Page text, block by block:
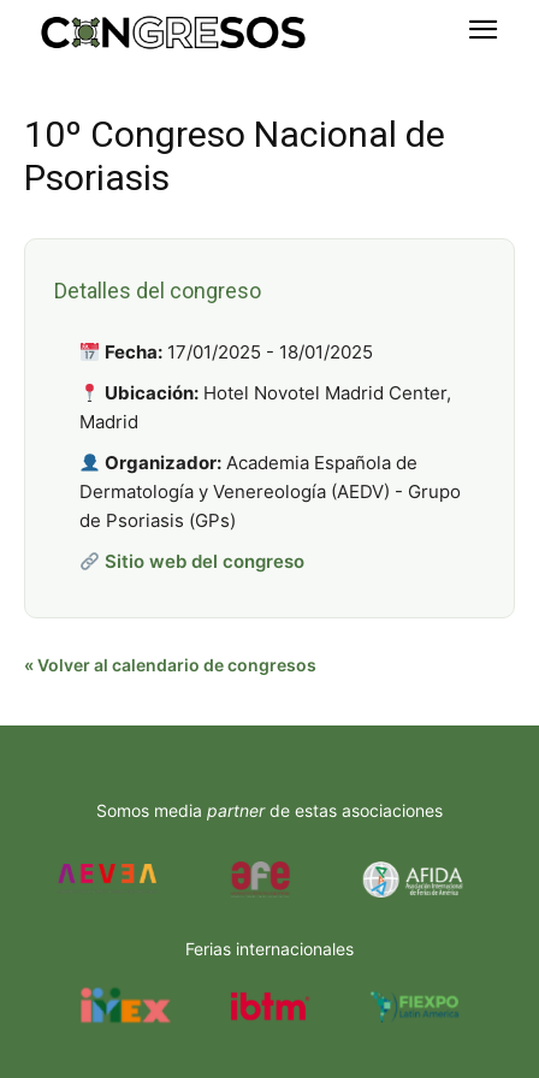
10º Congreso Nacional de
Psoriasis
Detalles del congreso
Fecha: 17/01/2025 - 18/01/2025
Ubicación: Hotel Novotel Madrid Center,
Madrid
Organizador: Academia Española de
Dermatología y Venereología (AEDV) - Grupo
de Psoriasis (GPs)
Sitio web del congreso
« Volver al calendario de congresos
Somos media partnerde estas asociaciones
Ferias internacionales